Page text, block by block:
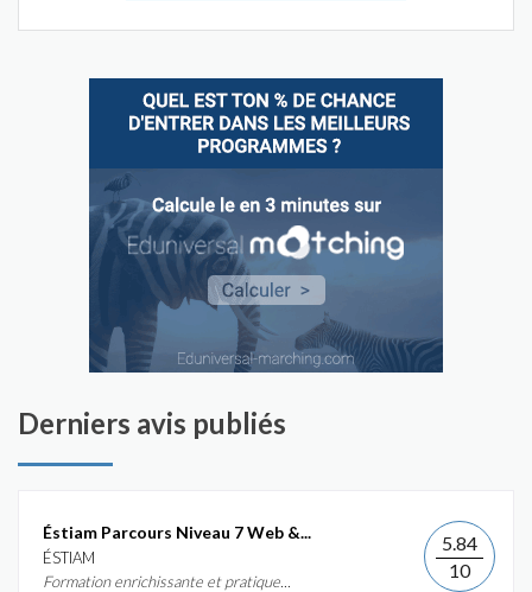
Derniers avis publiés
Éstiam Parcours Niveau 7 Web &...
ÉSTIAM
Formation enrichissante et pratique...
5.84
10